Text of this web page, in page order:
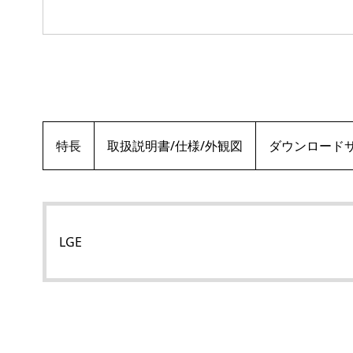
特長 取扱説明書/仕様/外観図 ダウンロード
LGE